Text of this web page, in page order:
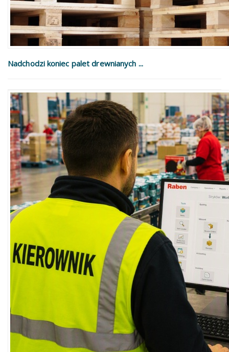
Nadchodzi koniec palet drewnianych ...